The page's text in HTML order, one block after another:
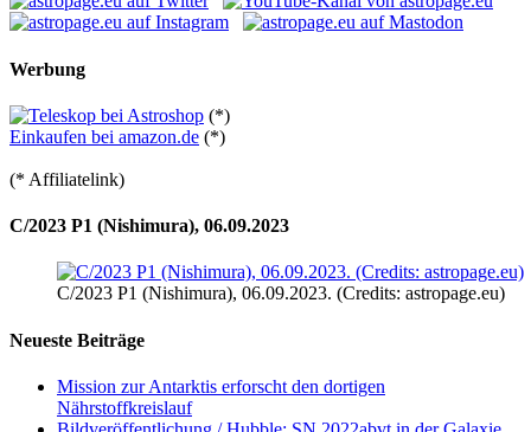
Werbung
(*)
Einkaufen bei amazon.de (*)
(* Affiliatelink)
C/2023 P1 (Nishimura), 06.09.2023
C/2023 P1 (Nishimura), 06.09.2023. (Credits: astropage.eu)
Neueste Beiträge
Mission zur Antarktis erforscht den dortigen
Nährstoffkreislauf